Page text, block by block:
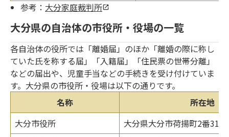
参考： 大分家庭裁判所
大分県の自治体の市役所・役場の一覧
各自治体の役所では「離婚届」のほか「離婚の際に称し
ていた氏を称する届」「入籍届」「住民票の世帯分離」
などの届出や、児童手当などの手続きを受け付けていま
す。大分県の市役所・役場は以下の通りです。
名称
所在地
大分市役所
大分県大分市荷揚町2番31号